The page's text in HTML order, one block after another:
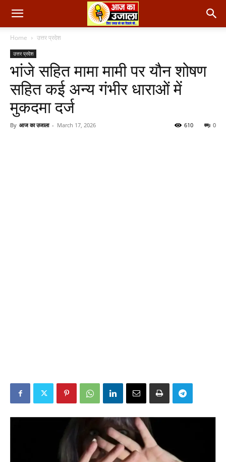
Home उत्तर प्रदेश
उत्तर प्रदेश
भांजे सहित मामा मामी पर यौन शोषण
सहित कई अन्य गंभीर धाराओं में
मुकदमा दर्ज
By आज का उजाला - March 17, 2026 0
610